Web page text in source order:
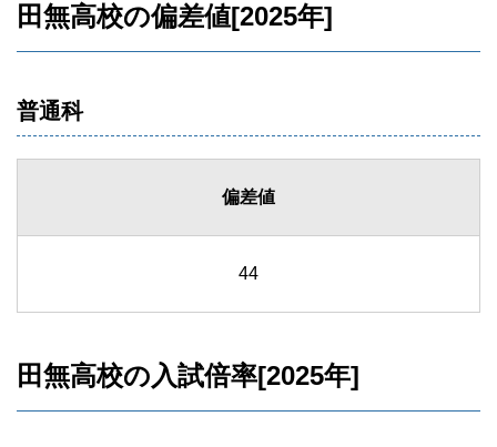
田無高校の偏差値[2025年]
普通科
偏差値
44
田無高校の入試倍率[2025年]